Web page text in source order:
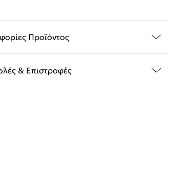
Προϊόντος
& Επιστροφές